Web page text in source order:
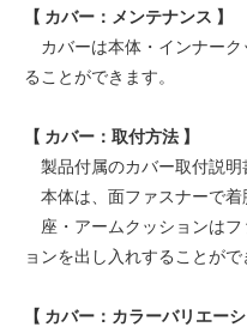
【 カバー：メンテナンス 】
カバーは本体・インナーク
ることができます。
【 カバー：取付方法 】
製品付属のカバー取付説明
本体は、面ファスナーで着
座・アームクッションはフ
ョンを出し入れすることがで
【 カバー：カラーバリエーシ